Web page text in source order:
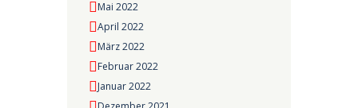
Mai 2022
April 2022
März 2022
Februar 2022
Januar 2022